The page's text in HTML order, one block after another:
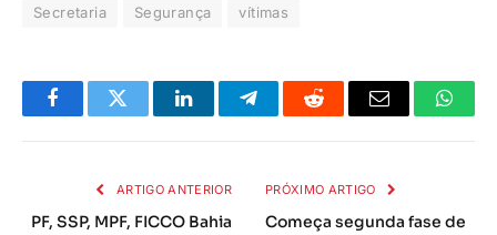
Secretaria
Segurança vítimas
FacebookTwitter LinkedInTelegramaReddit
E-
ARTIGO ANTERIOR
PF, SSP, MPF, FICCO Bahia
PRÓXIMO ARTIGO
Começa segunda fase de